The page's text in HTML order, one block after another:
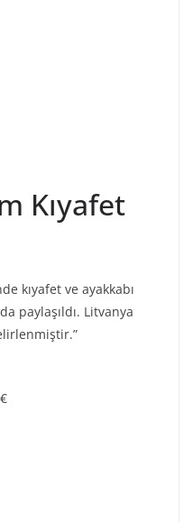
Kıyafet
kıyafet ve ayakkabı
paylaşıldı. Litvanya